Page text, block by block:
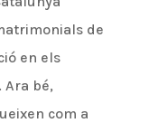
de
en els
Ara bé,
com a